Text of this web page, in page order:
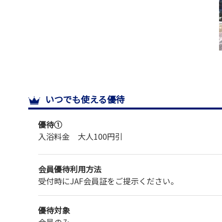
いつでも使える優待
優待①
入浴料金 大人100円引
会員優待利用方法
受付時にJAF会員証をご提示ください。
優待対象